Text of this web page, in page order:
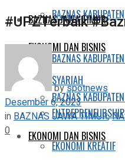
BAZNAS
EKONOMI DAN BISNIS
SYARIAH
ENTREPRENEURSHIP
EKONOMI KREATIF
BAZNAS JAWA TIMUR
BAZNAS
BAZNAS
EKONOMI DAN BISNIS
#UPZTerbaik
byspotnews
Desember 6, 2023
in BAZNAS JAWA TIMUR,
0